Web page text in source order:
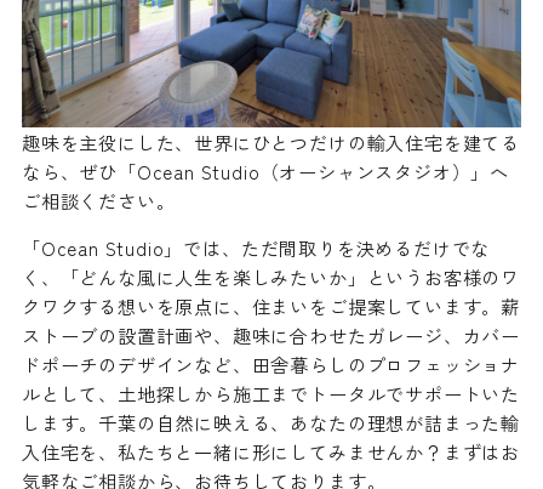
趣味を主役にした、世界にひとつだけの輸入住宅を建てる
なら、ぜひ「Ocean Studio（オーシャンスタジオ）」へ
ご相談ください。
「Ocean Studio」では、ただ間取りを決めるだけでな
く、「どんな風に人生を楽しみたいか」というお客様のワ
クワクする想いを原点に、住まいをご提案しています。薪
ストーブの設置計画や、趣味に合わせたガレージ、カバー
ドポーチのデザインなど、田舎暮らしのプロフェッショナ
ルとして、土地探しから施工までトータルでサポートいた
します。千葉の自然に映える、あなたの理想が詰まった輸
入住宅を、私たちと一緒に形にしてみませんか？まずはお
気軽なご相談から、お待ちしております。